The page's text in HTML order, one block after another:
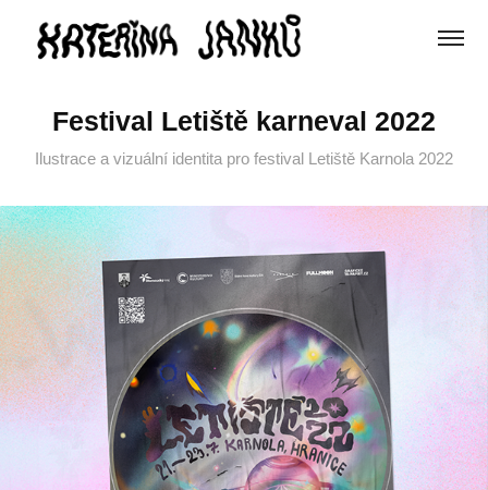
Festival Letiště karneval 2022
Ilustrace a vizuální identita pro festival Letiště Karnola 2022